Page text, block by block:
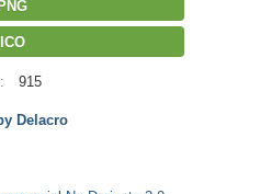
915
Delacro